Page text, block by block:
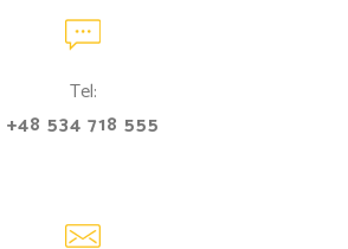
Tel:
+48 534 718 555